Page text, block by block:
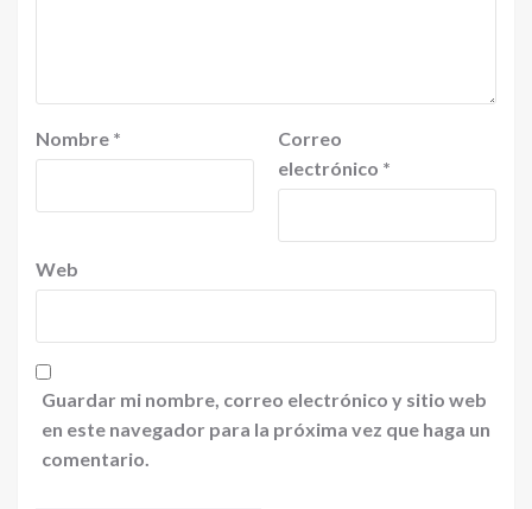
Nombre *
Correo
electrónico *
Web
Guardar mi nombre, correo electrónico y sitio web
en este navegador para la próxima vez que haga un
comentario.